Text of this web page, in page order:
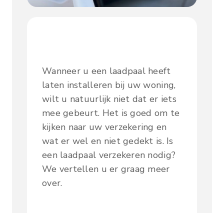
Wanneer u een laadpaal heeft
laten installeren bij uw woning,
wilt u natuurlijk niet dat er iets
mee gebeurt. Het is goed om te
kijken naar uw verzekering en
wat er wel en niet gedekt is. Is
een laadpaal verzekeren nodig?
We vertellen u er graag meer
over.